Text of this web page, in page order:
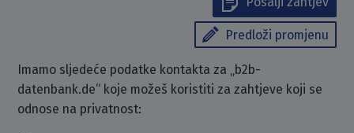
Predloži promjenu
Imamo sljedeće podatke kontakta za „b2b-
datenbank.de“ koje možeš koristiti za zahtjeve koji se
odnose na privatnost: